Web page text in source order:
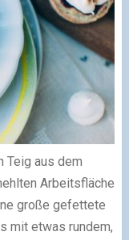
Teig aus dem
Arbeitsfläche
große gefettete
mit etwas rundem,